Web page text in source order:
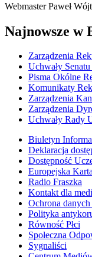
WebmasterPaweł
Najnowsze w
Zarządzenia
Uchwały
Pisma Okólne
Komunikaty
Zarządzenia
Zarządzenia
Uchwały Rady
Biuletyn
Deklaracja
Dostępność
Europejska
Radio Fraszka
Kontakt dla
Ochrona
Polityka
Równość Płci
Społeczna
Sygnaliści